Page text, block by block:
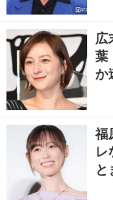
広
葉
か
福
レ
と